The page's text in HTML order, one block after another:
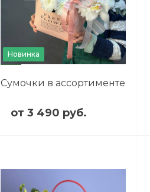
Новинка
Сумочки в ассортименте
от 3 490 руб.